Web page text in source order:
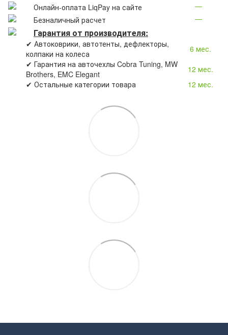
Онлайн-оплата LiqPay на сайте
—
Безналичный расчет
—
Гарантия от производителя:
✔ Автоковрики, автотенты, дефлекторы,
колпаки на колеса
6 мес.
✔ Гарантия на авточехлы Cobra Tuning, MW
Brothers, EMC Elegant
12 мес.
✔ Остальные категории товара
12 мес.